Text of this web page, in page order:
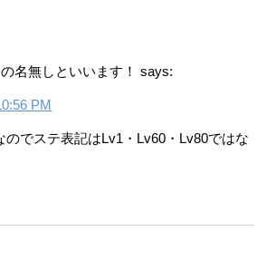
名無しといいます！
says:
PM
のでステ表記はLv1・Lv60・Lv80ではな